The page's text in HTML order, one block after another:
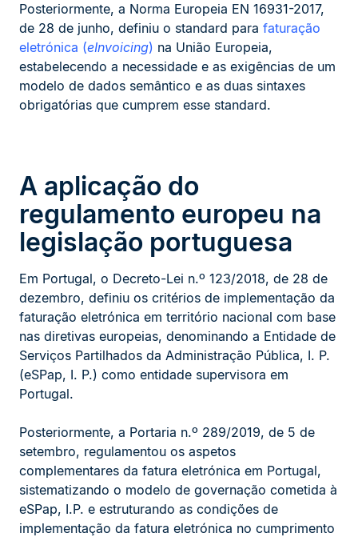
Posteriormente, a Norma Europeia EN 16931-2017,
de 28 de junho, definiu o standard para faturação
eletrónica (eInvoicing) na União Europeia,
estabelecendo a necessidade e as exigências de um
modelo de dados semântico e as duas sintaxes
obrigatórias que cumprem esse standard.
A aplicação do
regulamento europeu na
legislação portuguesa
Em Portugal, o Decreto-Lei n.º 123/2018, de 28 de
dezembro, definiu os critérios de implementação da
faturação eletrónica em território nacional com base
nas diretivas europeias, denominando a Entidade de
Serviços Partilhados da Administração Pública, I. P.
(eSPap, I. P.) como entidade supervisora em
Portugal.
Posteriormente, a Portaria n.º 289/2019, de 5 de
setembro, regulamentou os aspetos
complementares da fatura eletrónica em Portugal,
sistematizando o modelo de governação cometida à
eSPap, I.P. e estruturando as condições de
implementação da fatura eletrónica no cumprimento